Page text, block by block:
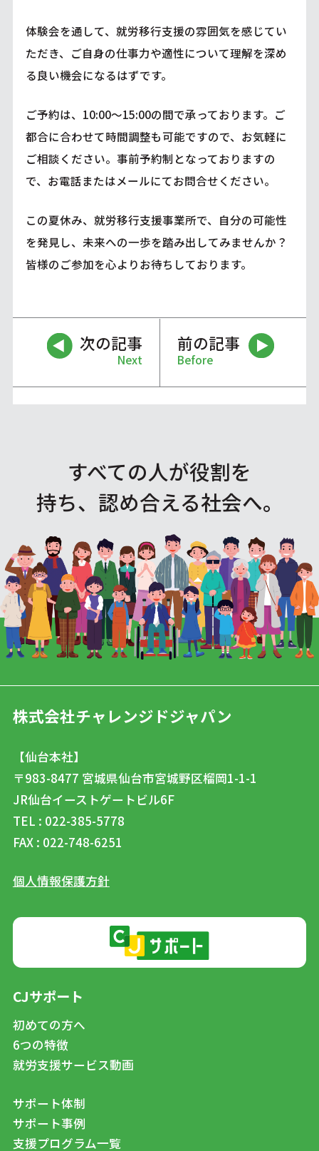
体験会を通して、就労移行支援の雰囲気を感じてい
ただき、ご自身の仕事力や適性について理解を深め
る良い機会になるはずです。
ご予約は、10:00～15:00の間で承っております。ご
都合に合わせて時間調整も可能ですので、お気軽に
ご相談ください。事前予約制となっておりますの
で、お電話またはメールにてお問合せください。
この夏休み、就労移行支援事業所で、自分の可能性
を発見し、未来への一歩を踏み出してみませんか？
皆様のご参加を心よりお待ちしております。
次の記事
Next
前の記事
Before
すべての人が役割を
持ち、認め合える社会へ。
株式会社チャレンジドジャパン
【仙台本社】
〒983-8477 宮城県仙台市宮城野区榴岡1-1-1
JR仙台イーストゲートビル6F
TEL : 022-385-5778
FAX : 022-748-6251
個人情報保護方針
CJサポート
初めての方へ
6つの特徴
就労支援サービス動画
サポート体制
サポート事例
支援プログラム一覧